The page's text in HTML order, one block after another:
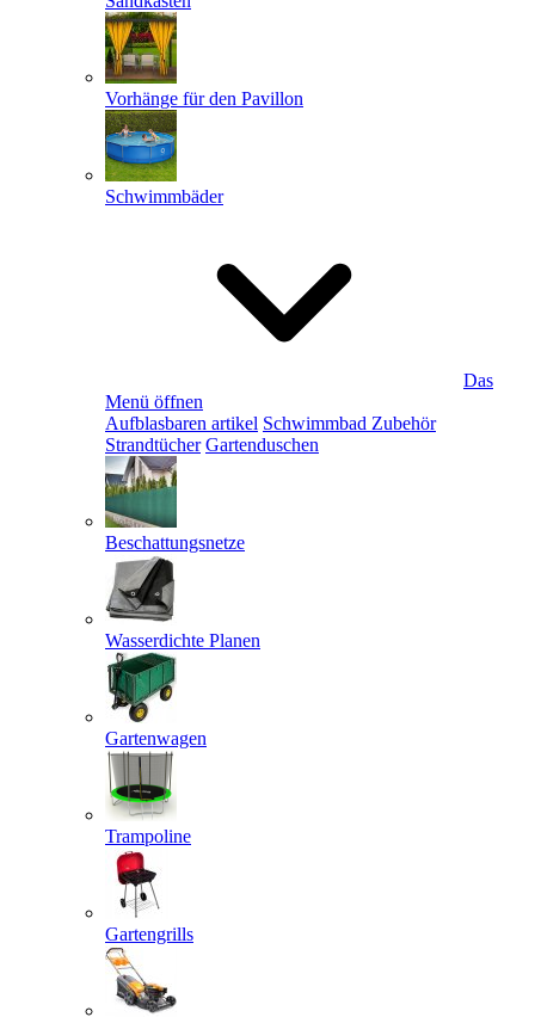
Vorhänge für den Pavillon
Schwimmbäder
Das
Menü öffnen
Aufblasbaren artikel Schwimmbad Zubehör
Strandtücher Gartenduschen
Beschattungsnetze
Wasserdichte Planen
Gartenwagen
Trampoline
Gartengrills